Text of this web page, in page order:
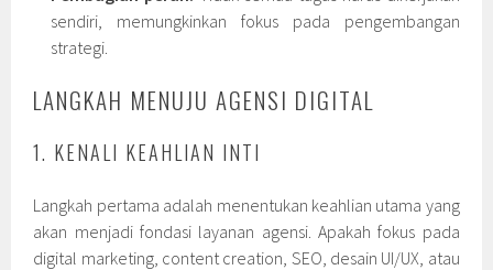
sendiri, memungkinkan fokus pada pengembangan
strategi.
LANGKAH MENUJU AGENSI DIGITAL
1. KENALI KEAHLIAN INTI
Langkah pertama adalah menentukan keahlian utama yang
akan menjadi fondasi layanan agensi. Apakah fokus pada
digital marketing, content creation, SEO, desain UI/UX, atau